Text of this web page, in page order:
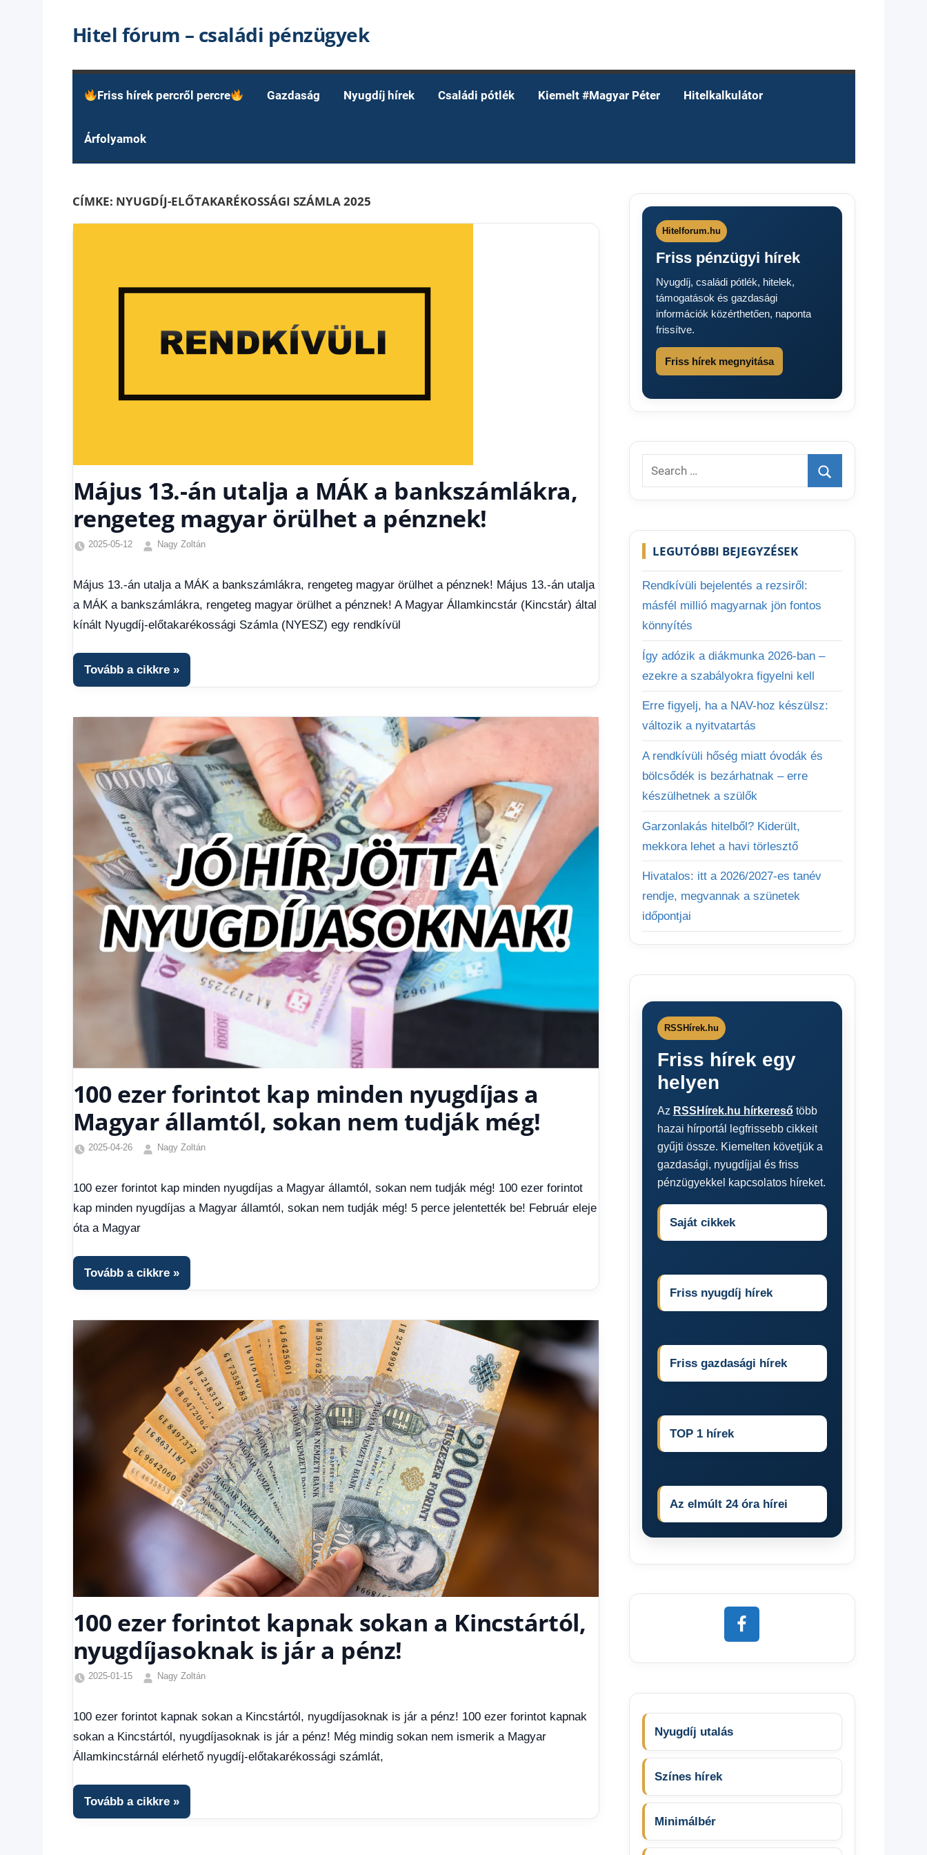
Hitel fórum – családi pénzügyek
Friss hírek percről percre Gazdaság Nyugdíj hírek Családi pótlék Kiemelt #Magyar Péter Hitelkalkulátor
Árfolyamok
CÍMKE: NYUGDÍJ-ELŐTAKARÉKOSSÁGI SZÁMLA 2025
Május 13.-án utalja a MÁK a bankszámlákra,
rengeteg magyar örülhet a pénznek!
2025-05-12
Nagy Zoltán
hírek,
Gazdaság,
Hírek
Május 13.-án utalja a MÁK a bankszámlákra, rengeteg magyar örülhet a pénznek! Május 13.-án utalja
a MÁK a bankszámlákra, rengeteg magyar örülhet a pénznek! A Magyar Államkincstár (Kincstár) által
kínált Nyugdíj-előtakarékossági Számla (NYESZ) egy rendkívül
Tovább a cikkre
100 ezer forintot kap minden nyugdíjas a
Magyar államtól, sokan nem tudják még!
2025-04-26
Nagy Zoltán
hírek ,
Gazdaság,
100 ezer forintot kap minden nyugdíjas a Magyar államtól, sokan nem tudják még! 100 ezer forintot
kap minden nyugdíjas a Magyar államtól, sokan nem tudják még! 5 perce jelentették be! Február eleje
óta a Magyar
Tovább a cikkre
100 ezer forintot kapnak sokan a Kincstártól,
nyugdíjasoknak is jár a pénz!
2025-01-15
Nagy Zoltán
hírek ,
Gazdaság,
Hírek,
100 ezer forintot kapnak sokan a Kincstártól, nyugdíjasoknak is jár a pénz! 100 ezer forintot kapnak
sokan a Kincstártól, nyugdíjasoknak is jár a pénz! Még mindig sokan nem ismerik a Magyar
Államkincstárnál elérhető nyugdíj-előtakarékossági számlát,
Tovább a cikkre
Hitelforum.hu
Friss pénzügyi hírek
Nyugdíj, családi pótlék, hitelek,
támogatások és gazdasági
információk közérthetően, naponta
frissítve.
Friss hírek megnyitása
Search
for:
Search
LEGUTÓBBI BEJEGYZÉSEK
Rendkívüli bejelentés a rezsiről:
másfél millió magyarnak jön fontos
könnyítés
Így adózik a diákmunka 2026-ban –
ezekre a szabályokra figyelni kell
Erre figyelj, ha a NAV-hoz készülsz:
változik a nyitvatartás
A rendkívüli hőség miatt óvodák és
bölcsődék is bezárhatnak – erre
készülhetnek a szülők
Garzonlakás hitelből? Kiderült,
mekkora lehet a havi törlesztő
Hivatalos: itt a 2026/2027-es tanév
rendje, megvannak a szünetek
időpontjai
RSSHírek.hu
Friss hírek egy
helyen
Az RSSHírek.hu hírkeresőtöbb
hazai hírportál legfrissebb cikkeit
gyűjti össze. Kiemelten követjük a
gazdasági, nyugdíjjal és friss
pénzügyekkel kapcsolatos híreket.
Saját cikkek
Friss nyugdíj hírek
Friss gazdasági hírek
TOP 1 hírek
Az elmúlt 24 óra hírei
Nyugdíj utalás
Színes hírek
Minimálbér